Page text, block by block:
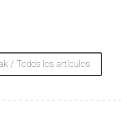
/ Todos los artículos